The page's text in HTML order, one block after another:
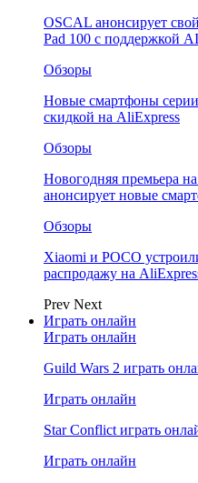
OSCAL анонсирует
Pad 100 с поддержкой AI
Обзоры
Новые смартфоны
скидкой на AliExpress
Обзоры
Новогодняя премьера
анонсирует новые
Обзоры
Xiaomi и POCO
распродажу на
Prev Next
Играть онлайн
Играть онлайн
Guild Wars 2 играть
Играть онлайн
Star Conflict играть
Играть онлайн